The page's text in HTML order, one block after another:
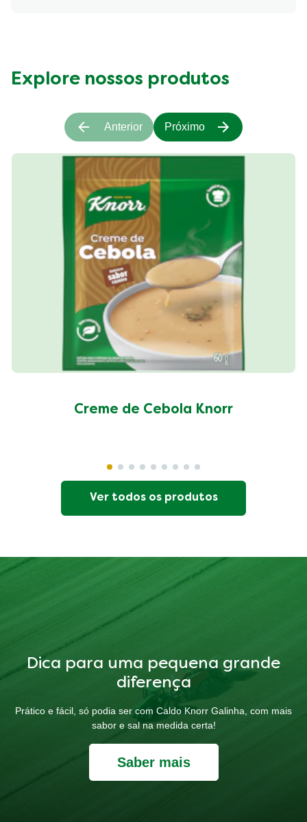
Explore nossos produtos
Creme de Cebola Knorr
Anterior Próximo
Ver todos os produtos
Dica para uma pequena grande
diferença
Prático e fácil, só podia ser com Caldo Knorr Galinha, com mais
sabor e sal na medida certa!
Saber mais